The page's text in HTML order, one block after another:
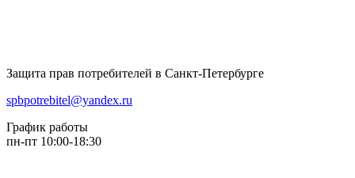
Защита прав потребителей в Санкт-Петербурге
spbpotrebitel@yandex.ru
График работы
пн-пт 10:00-18:30